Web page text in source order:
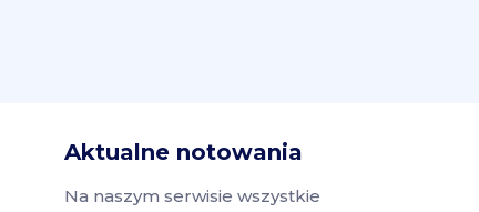
Aktualne notowania
Na naszym serwisie wszystkie